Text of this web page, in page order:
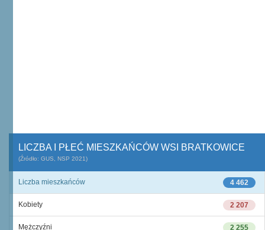
LICZBA I PŁEĆ MIESZKAŃCÓW WSI BRATKOWICE
(Źródło: GUS, NSP 2021)
4 462
Liczba mieszkańców
2 207
Kobiety
2 255
Mężczyźni